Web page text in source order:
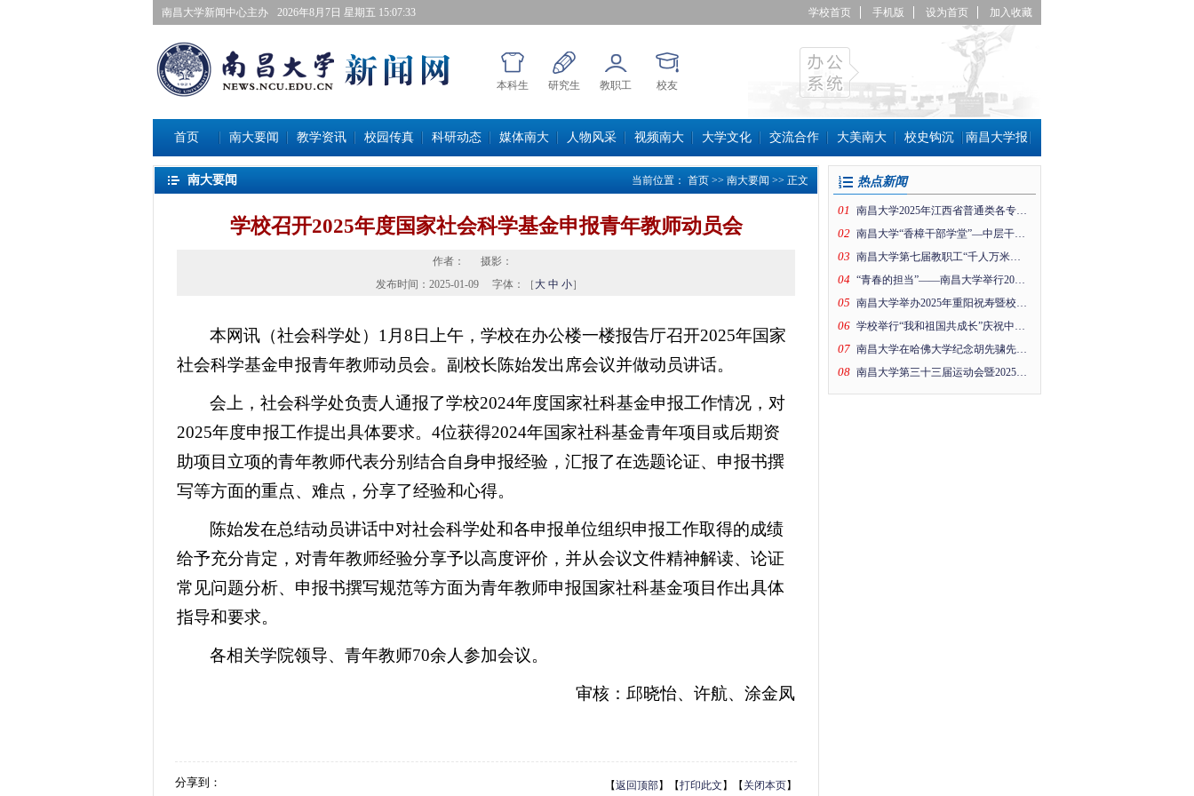
南昌大学新闻中心主办 2026年8月7日星期五 15:07:33 学校首页 手机版 设为首页 加入收藏
本科生 研究生 教职工 校友
首页 南大要闻 教学资讯 校园传真 科研动态 媒体南大 人物风采 视频南大 大学文化 交流合作 大美南大 校史钩沉 南昌大学报
南大要闻 当前位置： 首页 >> 南大要闻 >>正文
学校召开2025年度国家社会科学基金申报青年教师动员会
作者：
摄影：
发布时间： 2025-01-09 字体：［ 大 中 小］
本网讯 （社会科学处） 1月8日上午，学校在办公楼一楼报告厅召开2025年国家
社会科学基金申报青年教师动员会。副校长陈始发出席会议并做动员讲话。
会上，社会科学处负责人通报了学校2024年度国家社科基金申报工作情况，对
2025年度申报工作提出具体要求。4位获得2024年国家社科基金青年项目或后期资
助项目立项的青年教师代表分别结合自身申报经验，汇报了在选题论证、申报书撰
写等方面的重点、难点，分享了经验和心得。
陈始发在总结动员讲话中对社会科学处和各申报单位组织申报工作取得的成绩
给予充分肯定，对青年教师经验分享予以高度评价，并从会议文件精神解读、论证
常见问题分析、申报书撰写规范等方面为青年教师申报国家社科基金项目作出具体
指导和要求。
各相关学院领导、青年教师70余人参加会议。
审核：邱晓怡、许航、涂金凤
分享到： 【返回顶部】【打印此文 】【 关闭本页】
热点新闻
01 南昌大学2025年江西省普通类各专业组投档线公布！
02 南昌大学“香樟干部学堂”—中层干部趣味运动会
03 南昌大学第七届教职工“千人万米健身行”暨工会思政引领项目成果展活动在前湖校区举行
04 “青春的担当”——南昌大学举行2026年新年晚会
05 南昌大学举办2025年重阳祝寿暨校情通报会
06 学校举行“我和祖国共成长”庆祝中华人民共和国成立76周年升国旗仪式
07 南昌大学在哈佛大学纪念胡先骕先生活动上的纪念片
08 南昌大学第三十三届运动会暨2025年体育文化节开幕！